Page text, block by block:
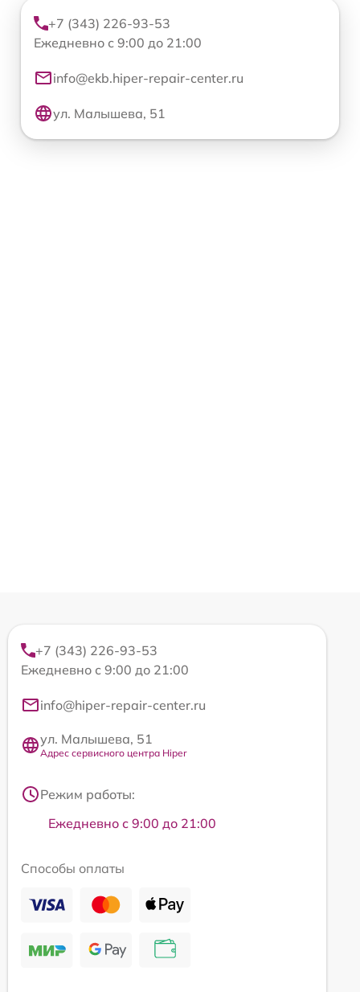
+7 (343) 226-93-53
Ежедневно с 9:00 до 21:00
info@ekb.hiper-repair-center.ru
ул. Малышева, 51
+7 (343) 226-93-53
Ежедневно с 9:00 до 21:00
info@hiper-repair-center.ru
ул. Малышева, 51
Адрес сервисного центра Hiper
Режим работы:
Ежедневно с 9:00 до 21:00
Способы оплаты